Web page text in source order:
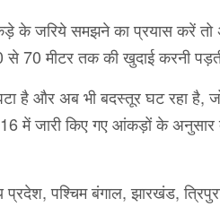
के जरिये समझने का प्रयास करें
से 70 मीटर तक की खुदाई करनी
है और अब भी बदस्तूर घट रहा है,
में जारी किए गए आंकड़ों के
पश्चिम बंगाल, झारखंड,